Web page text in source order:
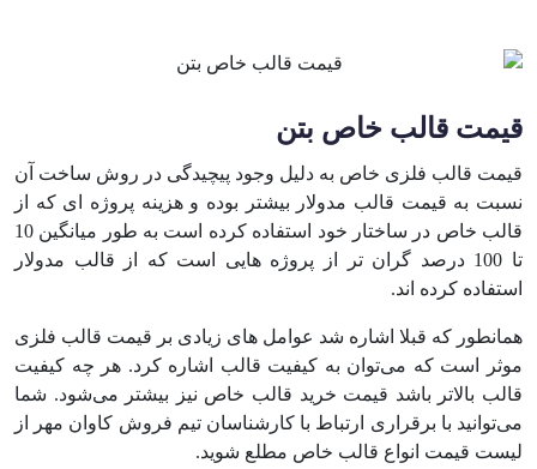
قیمت قالب خاص بتن
قیمت قالب فلزی خاص به دلیل وجود پیچیدگی در روش ساخت آن
نسبت به قیمت قالب مدولار بیشتر بوده و هزینه پروژه ای که از
قالب خاص در ساختار خود استفاده کرده است به طور میانگین 10
تا 100 درصد گران تر از پروژه هایی است که از قالب مدولار
استفاده کرده اند.
همانطور که قبلا اشاره شد عوامل های زیادی بر قیمت قالب فلزی
موثر است که می‌توان به کیفیت قالب اشاره کرد. هر چه کیفیت
قالب بالاتر باشد قیمت خرید قالب خاص نیز بیشتر می‌شود. شما
می‌توانید با برقراری ارتباط با کارشناسان تیم فروش کاوان مهر از
لیست قیمت انواع قالب خاص مطلع شوید.